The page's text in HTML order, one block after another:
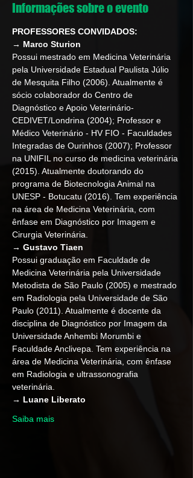
Informações sobre o evento
PROFESSORES CONVIDADOS:
→ Marco Sturion
Possui mestrado em Medicina Veterinária
pela Universidade Estadual Paulista Júlio
de Mesquita Filho (2006). Atualmente é
sócio colaborador do Centro de
Diagnóstico e Apoio Veterinário-
CEDIVET/Londrina (2004); Professor e
Médico Veterinário - HV FIO - Faculdades
Integradas de Ourinhos (2007); Professor
na UNIFIL no curso de medicina veterinária
(2015). Atualmente doutorando do
programa de Biotecnologia Animal na
UNESP - Botucatu (2016). Tem experiência
na área de Medicina Veterinária, com
ênfase em Diagnóstico por Imagem e
Cirurgia Veterinária.
→ Gustavo﻿ Ti﻿aen
Possui graduação em Faculdade de
Medicina Veterinária pela Universidade
Metodista de São Paulo (2005) e mestrado
em Radiologia pela Universidade de São
Paulo (2011). Atualmente é docente da
disciplina de Diagnóstico por Imagem da
Universidade Anhembi Morumbi e
Faculdade Anclivepa. Tem experiência na
área de Medicina Veterinária, com ênfase
em Radiologia e ultrassonografia
veterinária.
→ Luane Liberato
Saiba mais